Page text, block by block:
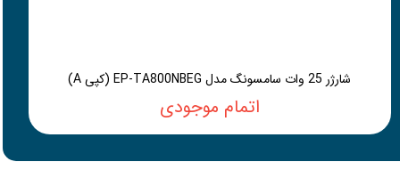
شارژر 25 وات سامسونگ مدل EP-TA800NBEG (کپی A)
اتمام موجودی